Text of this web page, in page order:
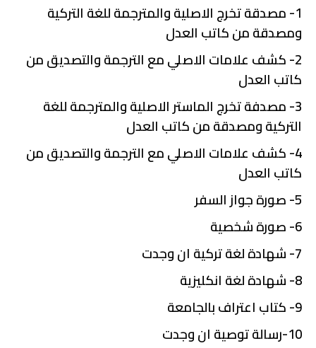
1- مصدقة تخرج الاصلية والمترجمة للغة التركية
ومصدقة من كاتب العدل
2- كشف علامات الاصلي مع الترجمة والتصديق من
كاتب العدل
3- مصدفة تخرج الماستر الاصلية والمترجمة للغة
التركية ومصدقة من كاتب العدل
4- كشف علامات الاصلي مع الترجمة والتصديق من
كاتب العدل
5- صورة جواز السفر
6- صورة شخصية
7- شهادة لغة تركية ان وجدت
8- شهادة لغة انكليزية
9- كتاب اعتراف بالجامعة
10-رسالة توصية ان وجدت